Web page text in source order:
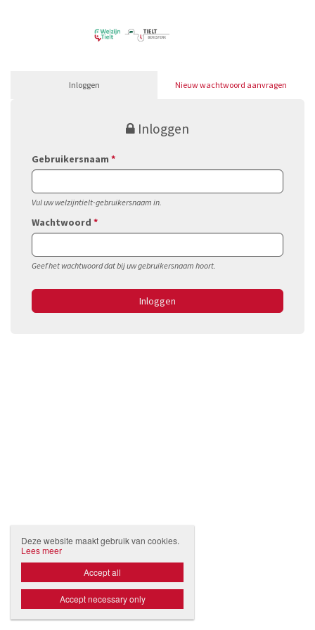
Inloggen Nieuw wachtwoord aanvragen
Inloggen
Gebruikersnaam *
Vul uw welzijntielt-gebruikersnaam in.
Wachtwoord *
Geef het wachtwoord dat bij uw gebruikersnaam hoort.
Inloggen
Deze website maakt gebruik van cookies.
Lees meer
Accept all
Accept necessary only